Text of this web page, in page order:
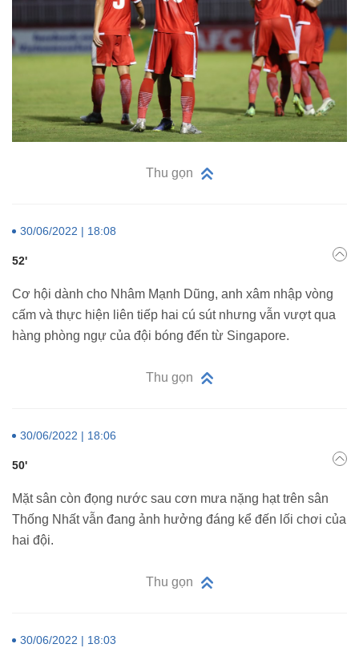
Thu gọn
30/06/2022 | 18:08
52'
Cơ hội dành cho Nhâm Mạnh Dũng, anh xâm nhập vòng
cấm và thực hiện liên tiếp hai cú sút nhưng vẫn vượt qua
hàng phòng ngự của đội bóng đến từ Singapore.
Thu gọn
30/06/2022 | 18:06
50'
Mặt sân còn đọng nước sau cơn mưa nặng hạt trên sân
Thống Nhất vẫn đang ảnh hưởng đáng kể đến lối chơi của
hai đội.
Thu gọn
30/06/2022 | 18:03